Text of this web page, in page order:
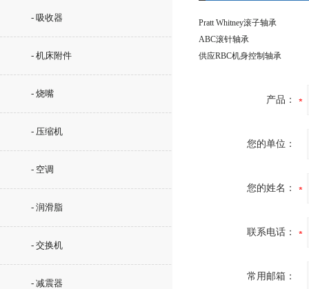
- 吸收器
- 机床附件
- 烧嘴
- 压缩机
- 空调
- 润滑脂
- 交换机
- 减震器
Pratt Whitney滚子轴承
ABC滚针轴承
供应RBC机身控制轴承
产品：
您的单位：
您的姓名：
联系电话：
常用邮箱：